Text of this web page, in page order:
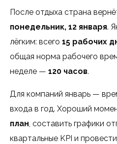
После отдыха страна
понедельник, 12 января.
лёгким: всего 15 рабочих
общая норма рабочего
неделе — 120 часов.
Для компаний январь —
входа в год. Хороший
план, составить графики
квартальные KPI и